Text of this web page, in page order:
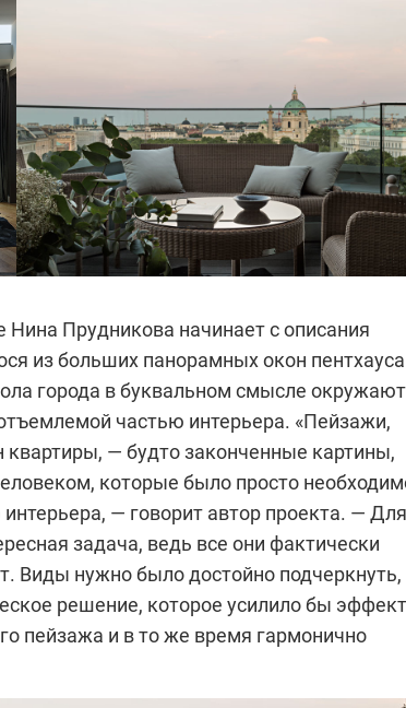
Нина Прудникова начинает с описания
из больших панорамных окон
города в буквальном смысле окружают
частью интерьера. «Пейзажи,
— будто законченные картины,
которые было просто
— говорит автор проекта. — Для
задача, ведь все они фактически
Виды нужно было достойно подчеркнуть,
решение, которое усилило бы эффект
пейзажа и в то же время гармонично